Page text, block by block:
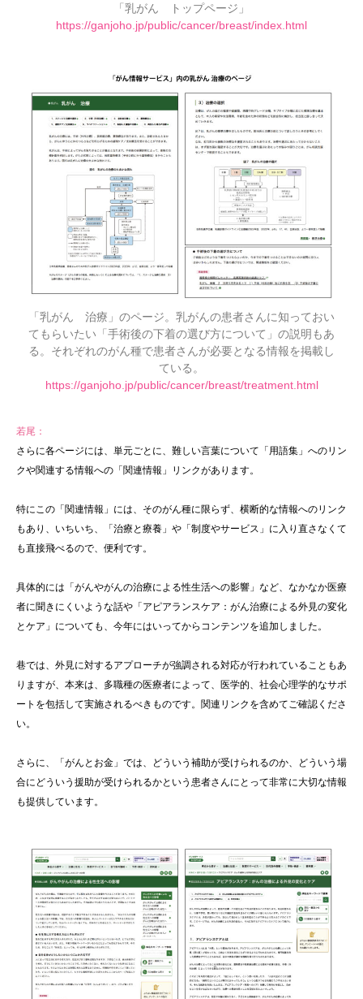
「乳がん トップページ」
https://ganjoho.jp/public/cancer/breast/index.html
「乳がん 治療」のページ。乳がんの患者さんに知っておい
てもらいたい「手術後の下着の選び方について」の説明もあ
る。それぞれのがん種で患者さんが必要となる情報を掲載し
ている。
https://ganjoho.jp/public/cancer/breast/treatment.html
若尾：
さらに各ページには、単元ごとに、難しい言葉について「用語集」へのリン
クや関連する情報への「関連情報」リンクがあります。
特にこの「関連情報」には、そのがん種に限らず、横断的な情報へのリンク
もあり、いちいち、「治療と療養」や「制度やサービス」に入り直さなくて
も直接飛べるので、便利です。
具体的には「がんやがんの治療による性生活への影響」など、なかなか医療
者に聞きにくいような話や「アピアランスケア：がん治療による外見の変化
とケア」についても、今年にはいってからコンテンツを追加しました。
巷では、外見に対するアプローチが強調される対応が行われていることもあ
りますが、本来は、多職種の医療者によって、医学的、社会心理学的なサポ
ートを包括して実施されるべきものです。関連リンクを含めてご確認くださ
い。
さらに、「がんとお金」では、どういう補助が受けられるのか、どういう場
合にどういう援助が受けられるかという患者さんにとって非常に大切な情報
も提供しています。